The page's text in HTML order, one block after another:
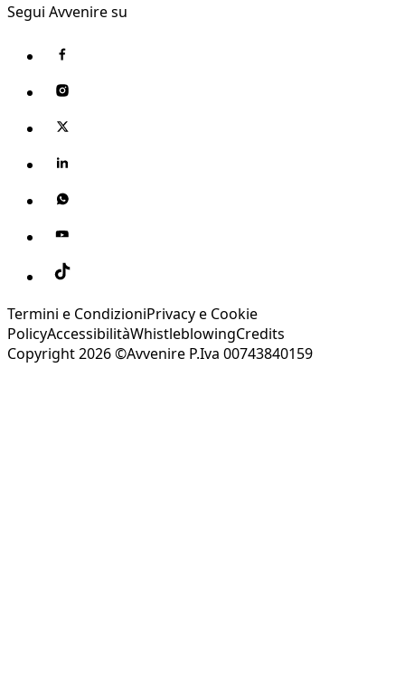
Segui Avvenire su
Termini e CondizioniPrivacy e Cookie
PolicyAccessibilitàWhistleblowingCredits
Copyright 2026 ©Avvenire P.Iva 00743840159